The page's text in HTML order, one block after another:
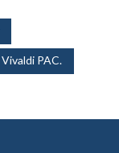
Vivaldi PAC.